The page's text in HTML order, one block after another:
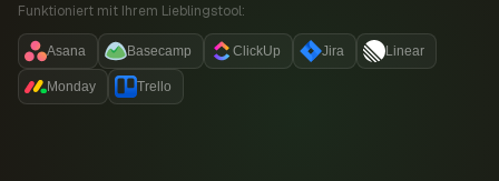
Funktioniert mit Ihrem Lieblingstool:
Asana Basecamp ClickUp Jira Linear
Monday Trello